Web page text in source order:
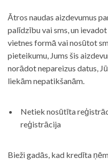
Ātros naudas aizdevumus
palīdzību vai sms, un
vietnes formā vai nosūtot
pieteikumu, Jums šis
norādot nepareizus datus,
liekām nepatikšanām.
Netiek nosūtīta
reģistrācija
Bieži gadās, kad kredīta